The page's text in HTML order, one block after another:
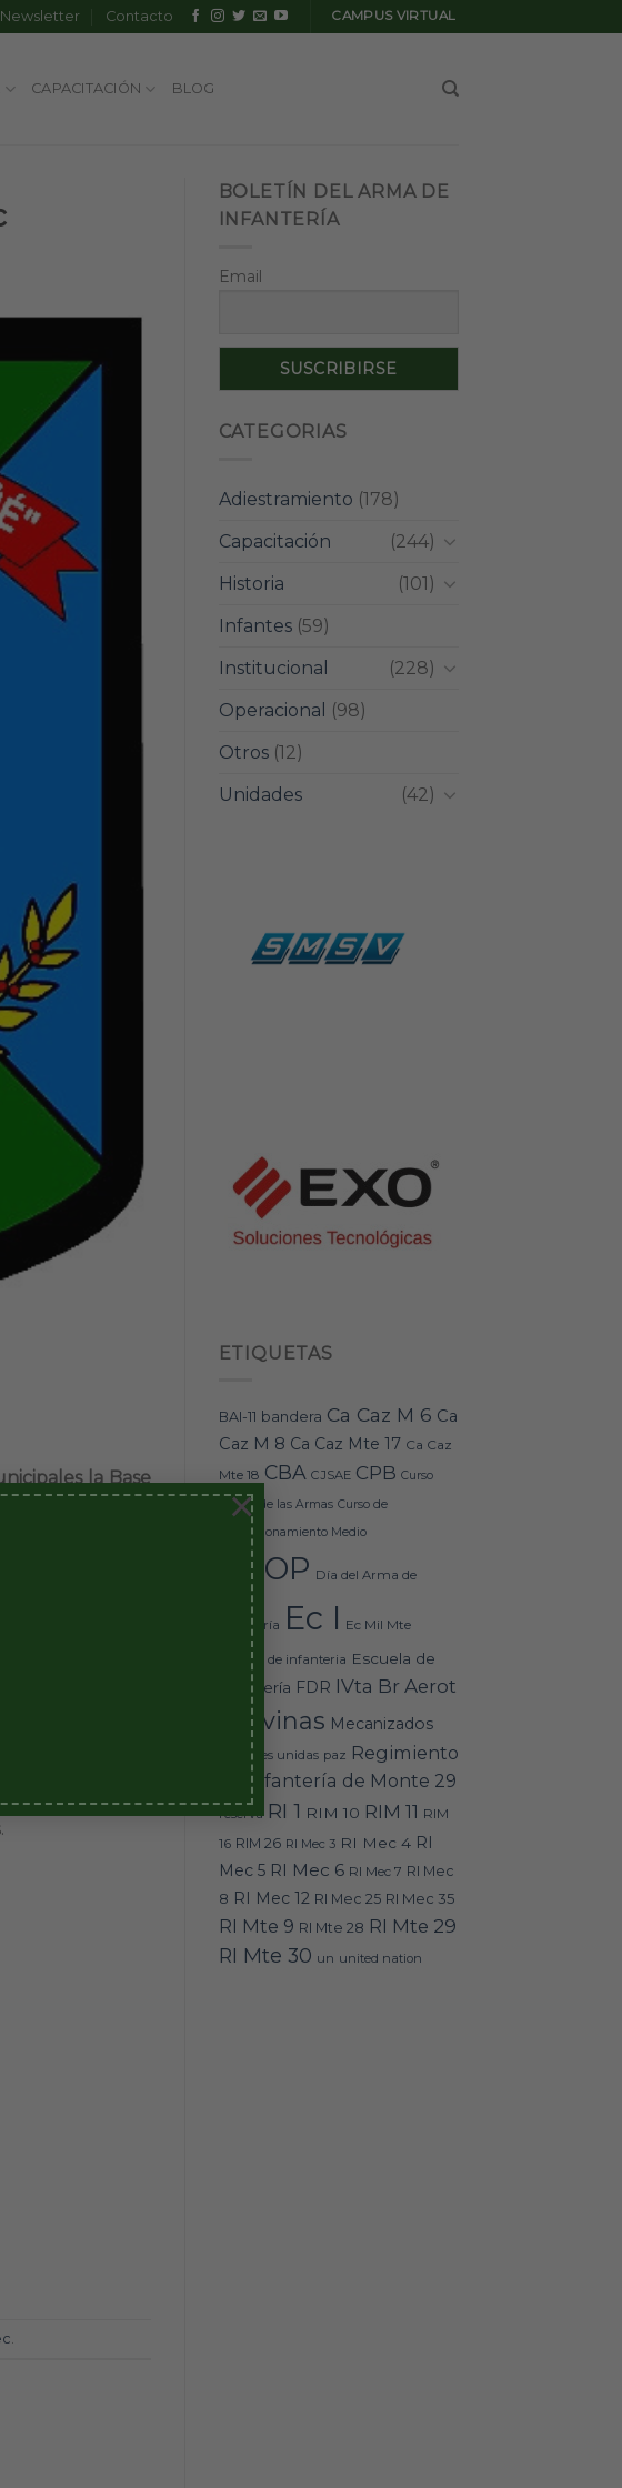
×
Newsletter Contacto CAMPUS VIRTUAL
CAPACITACIÓN BLOG
la Base
actividades y
las escuelas,
de personal
el agua,
de zonas de
BOLETÍN DEL ARMA DE
INFANTERÍA
Email
CATEGORIAS
Adiestramiento (178)
Capacitación
(244)
Historia
(101)
Infantes(59)
Institucional
(228)
Operacional
(98)
Otros(12)
Unidades
(42)
ETIQUETAS
BAI-11 bandera Ca Caz M 6 Ca
Caz M 8 Ca Caz Mte 17 Ca Caz
Mte 18 CBA CJSAE CPB Curso
Básico de las Armas Curso de
Perfeccionamiento Medio
DEOP Día del Arma de
Infantería Ec I Ec Mil Mte
escuela de infanteria Escuela de
Infantería FDR IVta Br Aerot
Malvinas Mecanizados
naciones unidas paz Regimiento
de Infantería de Monte 29
reserva RI 1 RIM 10 RIM 11 RIM
16 RIM 26 RI Mec 3 RI Mec 4 RI
Mec 5 RI Mec 6 RI Mec 7 RI Mec
8 RI Mec 12 RI Mec 25 RI Mec 35
RI Mte 9 RI Mte 28 RI Mte 29
RI Mte 30 un united nation